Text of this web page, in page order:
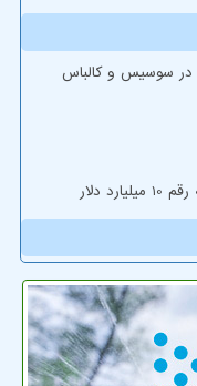
در سوسیس و کالباس
دلار